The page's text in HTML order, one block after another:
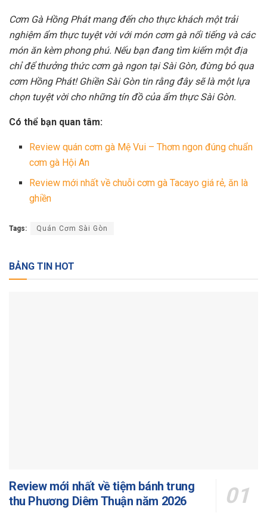
Cơm Gà Hồng Phát mang đến cho thực khách một trải
nghiệm ẩm thực tuyệt vời với món cơm gà nổi tiếng và các
món ăn kèm phong phú. Nếu bạn đang tìm kiếm một địa
chỉ để thưởng thức cơm gà ngon tại Sài Gòn, đừng bỏ qua
cơm Hồng Phát! Ghiền Sài Gòn tin rằng đây sẽ là một lựa
chọn tuyệt vời cho những tín đồ của ẩm thực Sài Gòn.
Có thể bạn quan tâm:
Review quán cơm gà Mệ Vui – Thơm ngon đúng chuẩn
cơm gà Hội An
Review mới nhất về chuỗi cơm gà Tacayo giá rẻ, ăn là
ghiền
Tags: Quán Cơm Sài Gòn
BẢNG TIN HOT
Review mới nhất về tiệm bánh trung
thu Phương Diêm Thuận năm 2026